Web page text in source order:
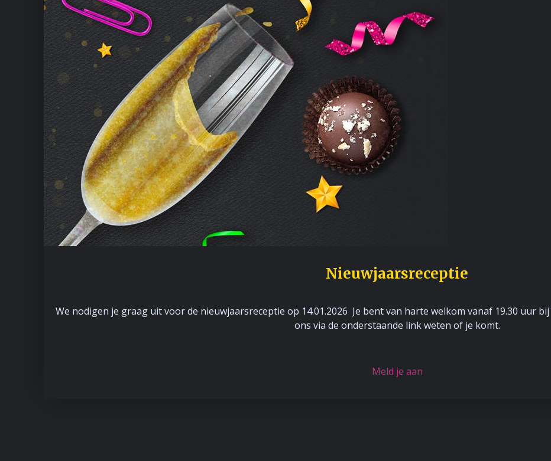
Nieuwjaarsreceptie
We nodigen je graag uit voor de nieuwjaarsreceptie op 14.01.2026 Je bent van harte welkom vanaf 19.30 uur
ons via de onderstaande link weten of je komt.
Meld je aan